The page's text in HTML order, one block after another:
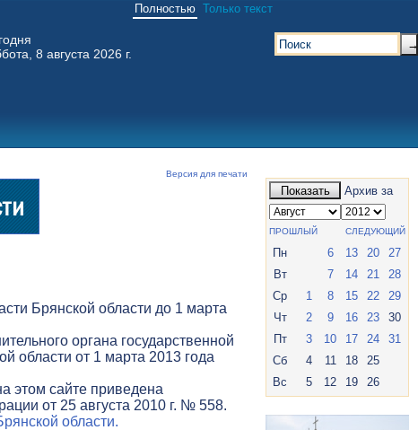
Полностью Только текст
8 августа 2026 г.
→
Версия для печати
Брянской области до 1 марта
органа государственной
области от 1 марта 2013 года
этом сайте приведена
от 25 августа 2010 г. № 558.
области.
Показать Архив за
ПРОШЛЫЙ СЛЕДУЮЩИЙ
Пн 6 13 20
27
Вт
7 14 21
28
Ср
1 8 15 22
29
Чт
2 9 16 23
30
Пт
3 10 17 24
31
Сб
4 11 18
25
Вс
5 12 19 26